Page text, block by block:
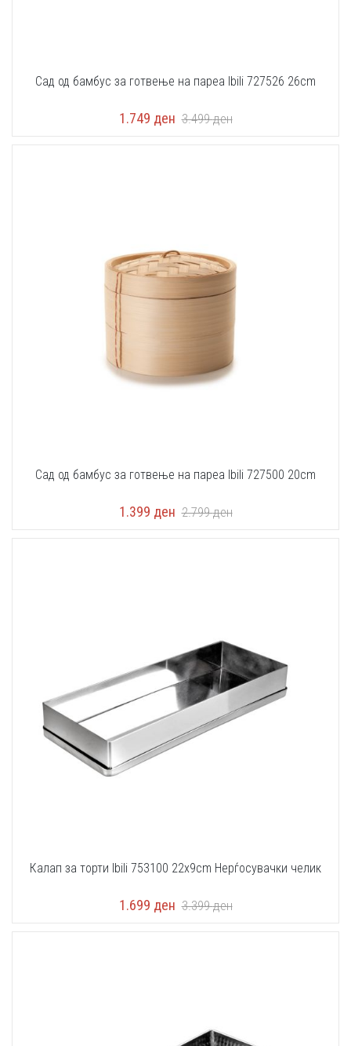
Сад од бамбус за готвење на пареа Ibili 727526 26cm
1.749 ден 3.499ден
Сад од бамбус за готвење на пареа Ibili 727500 20cm
1.399 ден 2.799ден
Калап за торти Ibili 753100 22x9cm Нерѓосувачки челик
1.699 ден 3.399ден